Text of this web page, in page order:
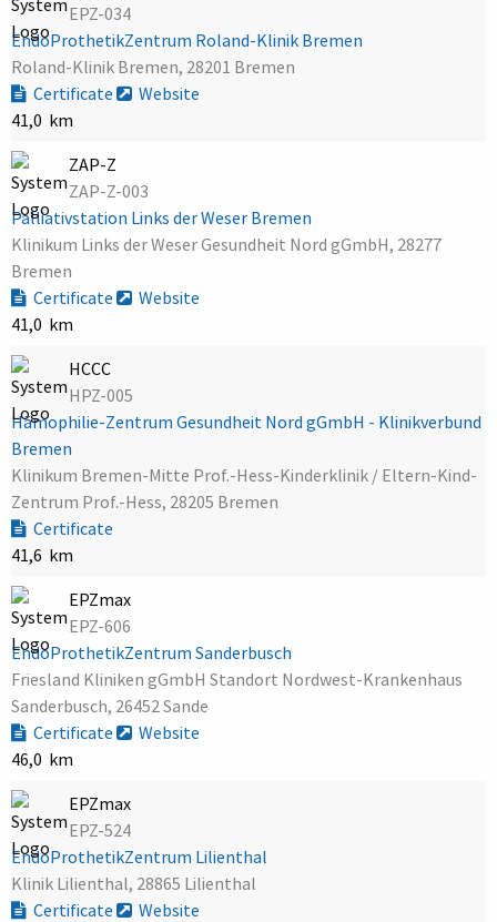
EPZ-034
EndoProthetikZentrum Roland-Klinik Bremen
Roland-Klinik Bremen, 28201 Bremen
Certificate
Website
41,0 km
ZAP-Z
ZAP-Z-003
Palliativstation Links der Weser Bremen
Klinikum Links der Weser Gesundheit Nord gGmbH, 28277
Bremen
Certificate
Website
41,0 km
HCCC
HPZ-005
Hämophilie-Zentrum Gesundheit Nord gGmbH - Klinikverbund
Bremen
Klinikum Bremen-Mitte Prof.-Hess-Kinderklinik / Eltern-Kind-
Zentrum Prof.-Hess, 28205 Bremen
Certificate
41,6 km
EPZmax
EPZ-606
EndoProthetikZentrum Sanderbusch
Friesland Kliniken gGmbH Standort Nordwest-Krankenhaus
Sanderbusch, 26452 Sande
Certificate
Website
46,0 km
EPZmax
EPZ-524
EndoProthetikZentrum Lilienthal
Klinik Lilienthal, 28865 Lilienthal
Certificate
Website